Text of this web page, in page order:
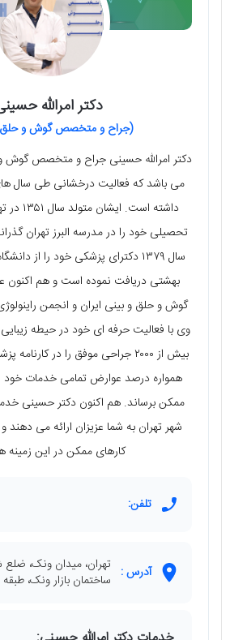
دکتر امرالله
(جراح و متخصص گوش و حلق
دکتر امرالله حسینی جراح و متخصص گوش
می‌ باشد که فعالیت درخشانی طی سال
داشته
تحصیلی خود را در مدرسه البرز تهران
سال ۱۳۷۹ دکترای پزشکی خود را از
بهشتی دریافت نموده است و هم اکنون
گوش و حلق و بینی ایران و انجمن
وی با فعالیت حرفه‌ ای خود در حیطه
بیش از ۲۰۰۰ جراحی موفق را در
همواره درصد عوارض تمامی خدمات خود
ممکن برساند. هم اکنون دکتر حسینی
شهر تهران به شما عزیزان ارائه می‌ دهند
کارهای ممکن در این زمینه
تلفن:
آدرس : تهران، میدان ونک،
ساختمان بازار ونک، طبقه